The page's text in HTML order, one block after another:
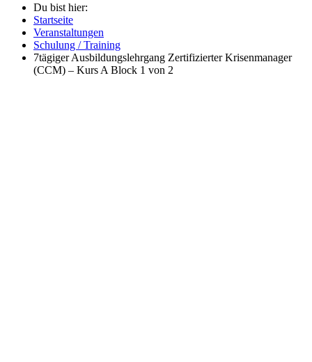
Du bist hier:
Startseite
Veranstaltungen
Schulung / Training
7tägiger Ausbildungslehrgang Zertifizierter Krisenmanager
(CCM) – Kurs A Block 1 von 2